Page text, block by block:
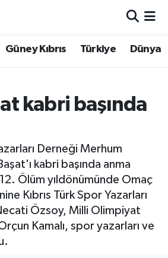
Güney Kıbrıs Türkiye Dünya
kabri başında
Derneği Merhum
kabri başında anma
Ölüm yıldönümünde Omaç
Kıbrıs Türk Spor Yazarları
Özsoy, Milli Olimpiyat
Kamalı, spor yazarları ve
Durumu ve Fikstür